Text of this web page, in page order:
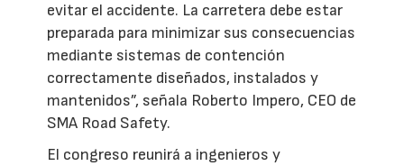
evitar el accidente. La carretera debe estar
preparada para minimizar sus consecuencias
mediante sistemas de contención
correctamente diseñados, instalados y
mantenidos”, señala Roberto Impero, CEO de
SMA Road Safety.
El congreso reunirá a ingenieros y